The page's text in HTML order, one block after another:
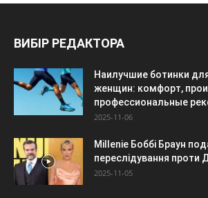
ВИБІР РЕДАКТОРА
Наилучшие ботинки
женщин: комфорт,
профессиональные
2025-11-06
Millenie Боббі Браун
переслідування проти
2025-11-05